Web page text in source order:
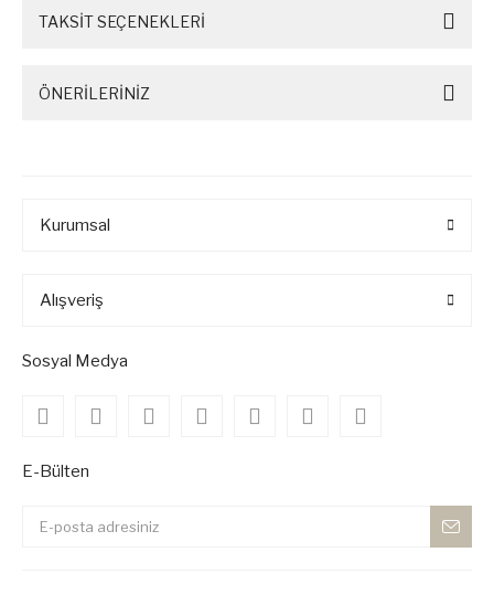
TAKSİT SEÇENEKLERİ
ÖNERİLERİNİZ
Kurumsal
Alışveriş
Sosyal Medya
E-Bülten